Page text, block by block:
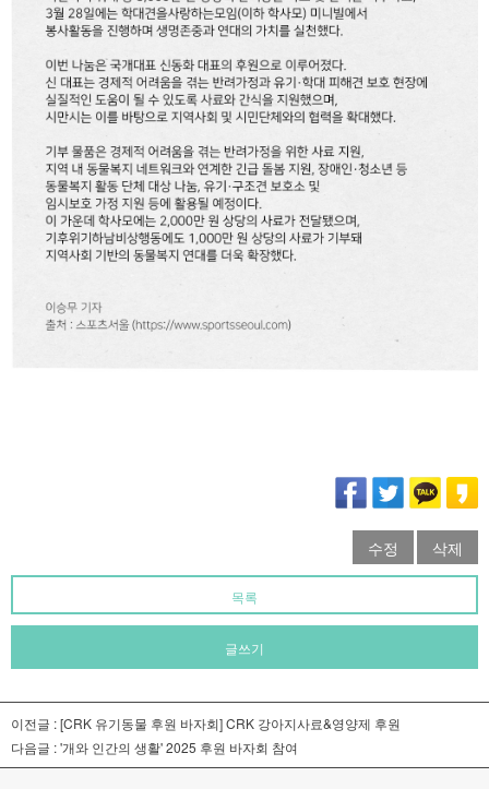
수정 삭제
목록
글쓰기
이전글 :[CRK 유기동물 후원 바자회] CRK 강아지사료&영양제 후원
다음글 :'개와 인간의 생활' 2025 후원 바자회 참여